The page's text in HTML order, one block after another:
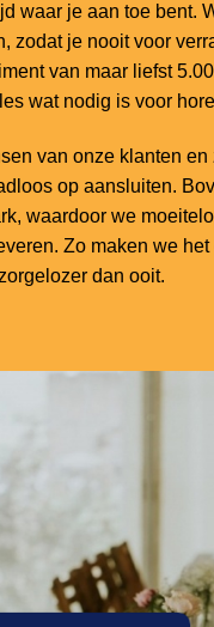
waar je aan toe bent.
zodat je nooit voor
van maar liefst
wat nodig is voor
van onze klanten
op aansluiten.
waardoor we
Zo maken we
dan ooit.